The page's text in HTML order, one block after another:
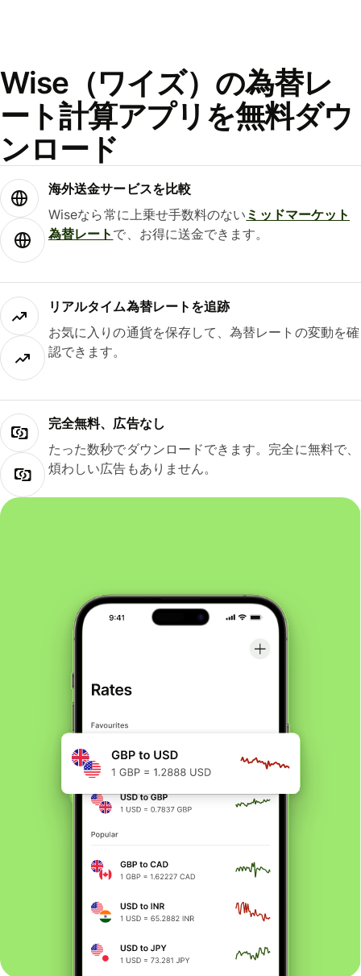
Wise（ワイズ）の為替レ
ート計算アプリを無料ダウ
ンロード
海外送金サービスを比較
Wiseなら常に上乗せ手数料のない ミッドマーケット
為替レート で、お得に送金できます。
リアルタイム為替レートを追跡
お気に入りの通貨を保存して、為替レートの変動を確
認できます。
完全無料、広告なし
たった数秒でダウンロードできます。完全に無料で、
煩わしい広告もありません。